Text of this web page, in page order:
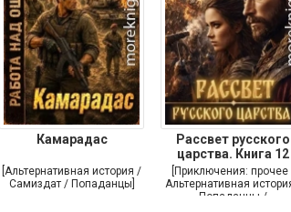
Камарадас
[Альтернативная история /
Самиздат / Попаданцы]
Рассвет русского
царства. Книга 12
[Приключения: прочее
Альтернативная
Попаданцы /